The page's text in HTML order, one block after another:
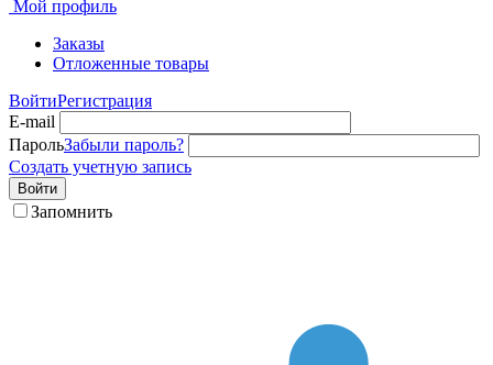
Мой профиль
Заказы
Отложенные товары
ВойтиРегистрация
E-mail
ПарольЗабыли пароль?
Создать учетную запись
Войти
Запомнить